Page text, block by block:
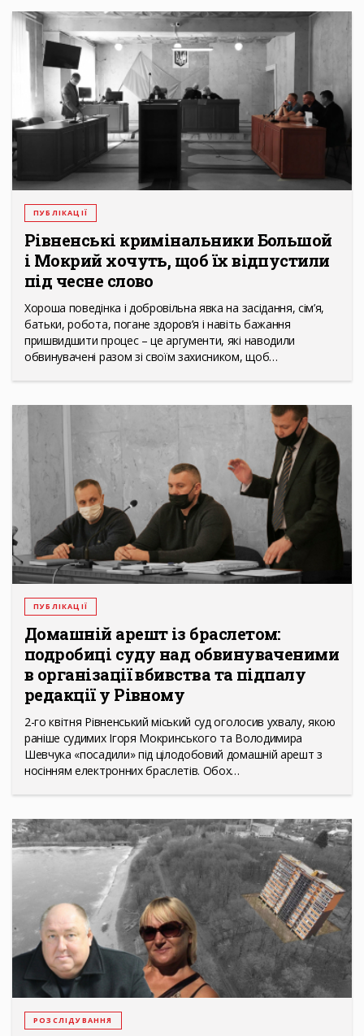
ПУБЛІКАЦІЇ
Рівненські кримінальники Большой
і Мокрий хочуть, щоб їх відпустили
під чесне слово
Хороша поведінка і добровільна явка на засідання, сім’я,
батьки, робота, погане здоров’я і навіть бажання
пришвидшити процес – це аргументи, які наводили
обвинувачені разом зі своїм захисником, щоб…
ПУБЛІКАЦІЇ
Домашній арешт із браслетом:
подробиці суду над обвинуваченими
в організації вбивства та підпалу
редакції у Рівному
2-го квітня Рівненський міський суд оголосив ухвалу, якою
раніше судимих Ігоря Мокринського та Володимира
Шевчука «посадили» під цілодобовий домашній арешт з
носінням електронних браслетів. Обох…
РОЗСЛІДУВАННЯ